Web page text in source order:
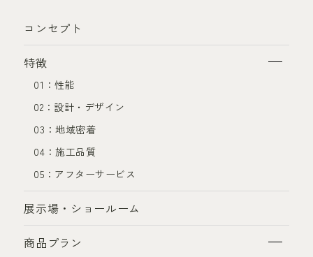
コンセプト
特徴
01：性能
02：設計・デザイン
03：地域密着
04：施工品質
05：アフターサービス
展示場・ショールーム
商品プラン